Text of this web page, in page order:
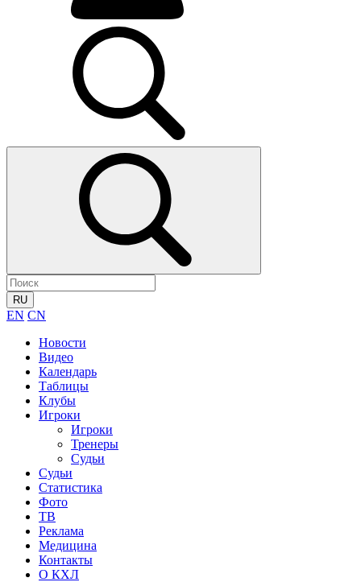
RU
EN CN
Новости
Видео
Календарь
Таблицы
Клубы
Игроки
Игроки
Тренеры
Судьи
Судьи
Статистика
Фото
ТВ
Реклама
Медицина
Контакты
О КХЛ